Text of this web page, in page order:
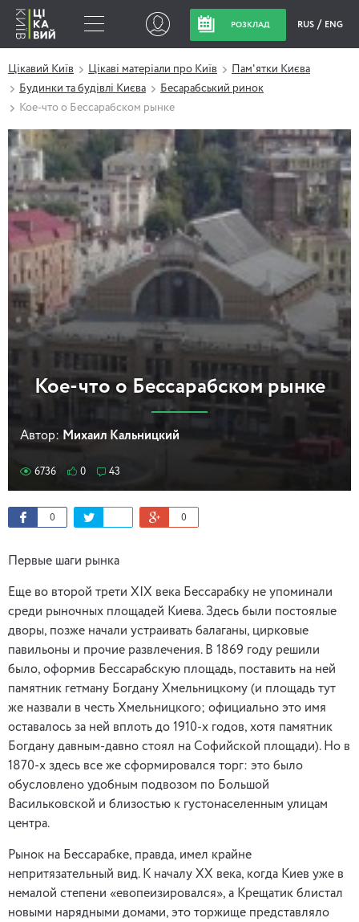
РОЗКЛАД RUS ENG
Цікавий Київ Цікаві матеріали про Київ
Пам'ятки Києва
Будинки та будівлі Києва
Бесарабський ринок
Кое-что о Бессарабском рынке
Кое-что о Бессарабском рынке
Автор: Михаил Кальницкий
6736 0 43
0 0
Первые шаги рынка
Еще во второй трети ХІХ века Бессарабку не упоминали
среди рыночных площадей Киева. Здесь были постоялые
дворы, позже начали устраивать балаганы, цирковые
павильоны и прочие развлечения. В 1869 году решили
было, оформив Бессарабскую площадь, поставить на ней
памятник гетману Богдану Хмельницкому (и площадь тут
же назвали в честь Хмельницкого; официально это имя
оставалось за ней вплоть до 1910-х годов, хотя памятник
Богдану давным-давно стоял на Софийской площади). Но в
1870-х здесь все же сформировался торг: это было
обусловлено удобным подвозом по Большой
Васильковской и близостью к густонаселенным улицам
центра.
Рынок на Бессарабке, правда, имел крайне
непритязательный вид. К началу ХХ века, когда Киев уже в
немалой степени «евопеизировался», а Крещатик блистал
новыми нарядными домами, это торжище представляло